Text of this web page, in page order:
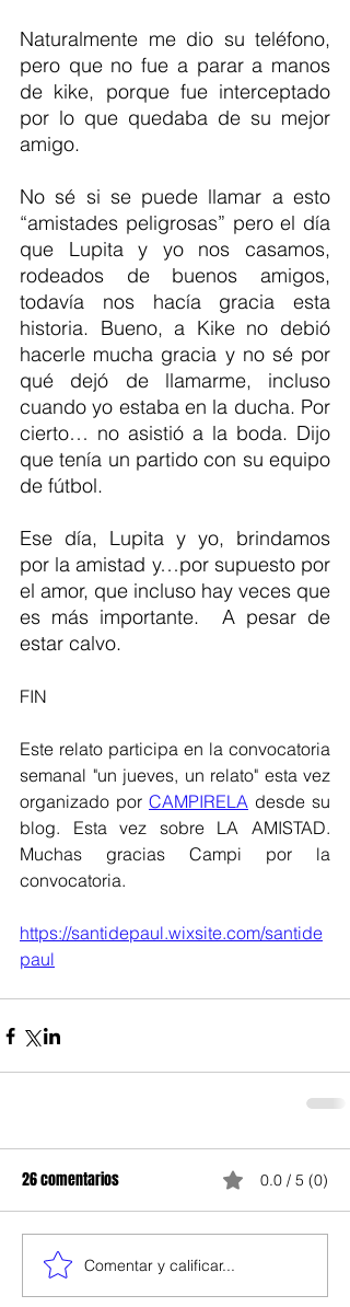
Naturalmente me dio su teléfono,
pero que no fue a parar a manos
de kike, porque fue interceptado
por lo que quedaba de su mejor
amigo.
No sé si se puede llamar a esto
“amistades peligrosas” pero el día
que Lupita y yo nos casamos,
rodeados de buenos amigos,
todavía nos hacía gracia esta
historia. Bueno, a Kike no debió
hacerle mucha gracia y no sé por
qué dejó de llamarme, incluso
cuando yo estaba en la ducha. Por
cierto… no asistió a la boda. Dijo
que tenía un partido con su equipo
de fútbol.
Ese día, Lupita y yo, brindamos
por la amistad y…por supuesto por
el amor, que incluso hay veces que
es más importante.  A pesar de
estar calvo.
FIN
Este relato participa en la convocatoria
semanal "un jueves, un relato" esta vez
organizado por CAMPIRELA desde su
blog. Esta vez sobre LA AMISTAD.
Muchas gracias Campi por la
convocatoria.
https://santidepaul.wixsite.com/santide
paul
26 comentarios 0.0 / 5 (0)
Comentar y calificar...